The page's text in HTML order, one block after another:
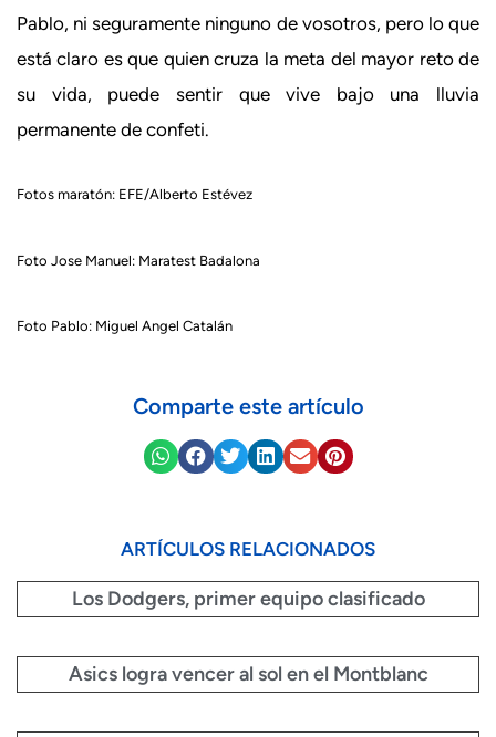
Pablo, ni seguramente ninguno de vosotros, pero lo que
está claro es que quien cruza la meta del mayor reto de
su vida, puede sentir que vive bajo una lluvia
permanente de confeti.
Fotos maratón: EFE/Alberto Estévez
Foto Jose Manuel: Maratest Badalona
Foto Pablo: Miguel Angel Catalán
Comparte este artículo
ARTÍCULOS RELACIONADOS
Los Dodgers, primer equipo clasificado
Asics logra vencer al sol en el Montblanc